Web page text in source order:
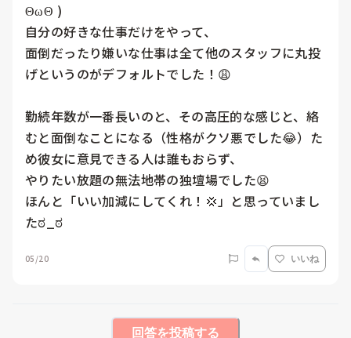
ΘωΘ )
自分の好きな仕事だけをやって、
面倒だったり嫌いな仕事は全て他のスタッフに丸投
げというのがデフォルトでした！😩
勤続年数が一番長いのと、その高圧的な感じと、絡
むと面倒なことになる（性格がクソ悪でした😂）た
め彼女に意見できる人は誰もおらず、
やりたい放題の無法地帯の独壇場でした😫
ほんと「いい加減にしてくれ！💢」と思っていまし
たಠ_ಠ
05/20 いいね
回答を投稿する